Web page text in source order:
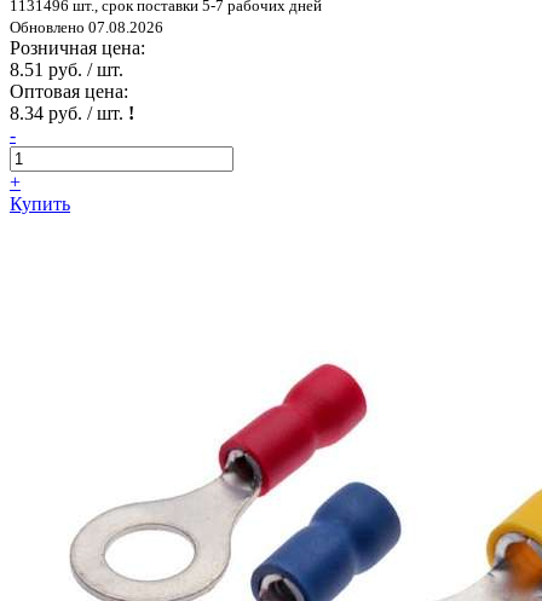
1131496 шт., срок поставки 5-7 рабочих дней
Обновлено 07.08.2026
Розничная цена:
8.51 руб. / шт.
Оптовая цена:
8.34 руб. / шт. !
-
+
Купить